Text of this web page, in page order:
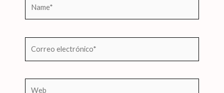
electrónico*